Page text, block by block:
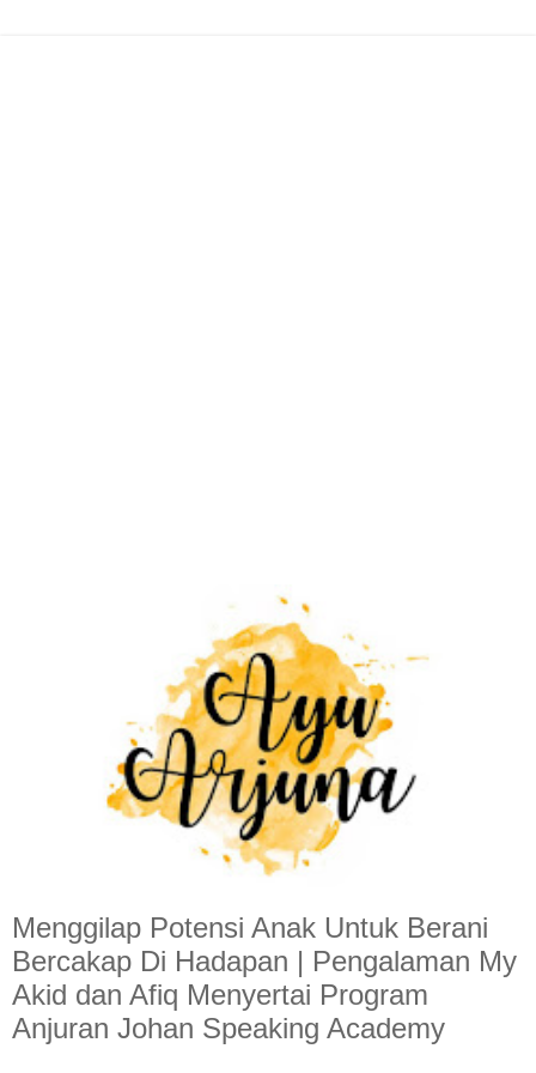
Menggilap Potensi Anak Untuk Berani
Bercakap Di Hadapan | Pengalaman My
Akid dan Afiq Menyertai Program
Anjuran Johan Speaking Academy